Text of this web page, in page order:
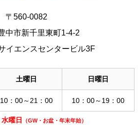
〒560-0082
中市新千里東町1-4-2
イエンスセンタービル3F
土曜日 日曜日
10：00～21：00 10：00～19：00
曜日 （GW・お盆・年末年始）